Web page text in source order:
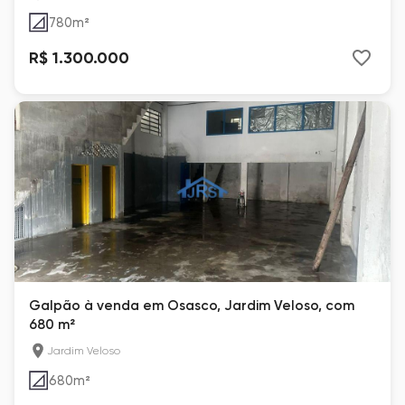
780m²
R$ 1.300.000
Galpão à venda em Osasco, Jardim Veloso, com
680 m²
Jardim Veloso
680m²